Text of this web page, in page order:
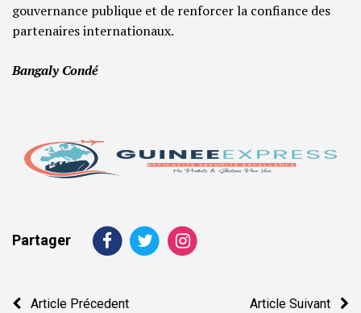
gouvernance publique et de renforcer la confiance des
partenaires internationaux.
Bangaly Condé
Partager
Navigation
Article Précedent Article Suivant